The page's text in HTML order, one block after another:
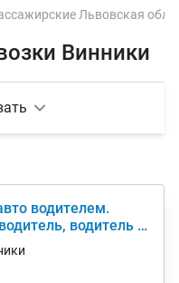
Львовская
Винники
водителем.
водитель с